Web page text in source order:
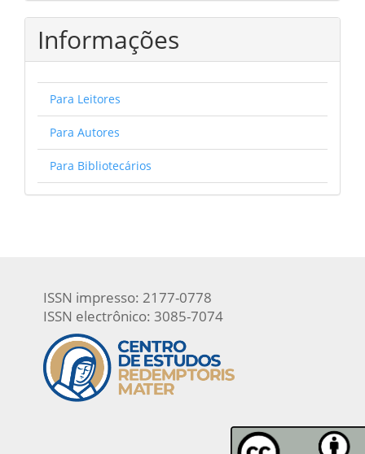
Informações
Para Leitores
Para Autores
Para Bibliotecários
ISSN impresso: 2177-0778
ISSN electrônico: 3085-7074